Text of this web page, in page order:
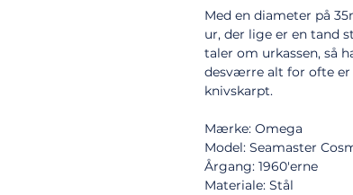
Med en diameter på
ur, der lige er en tand
taler om urkassen, så
desværre alt for ofte
knivskarpt.
Mærke: Omega
Model: Seamaster
Årgang: 1960'erne
Materiale: Stål